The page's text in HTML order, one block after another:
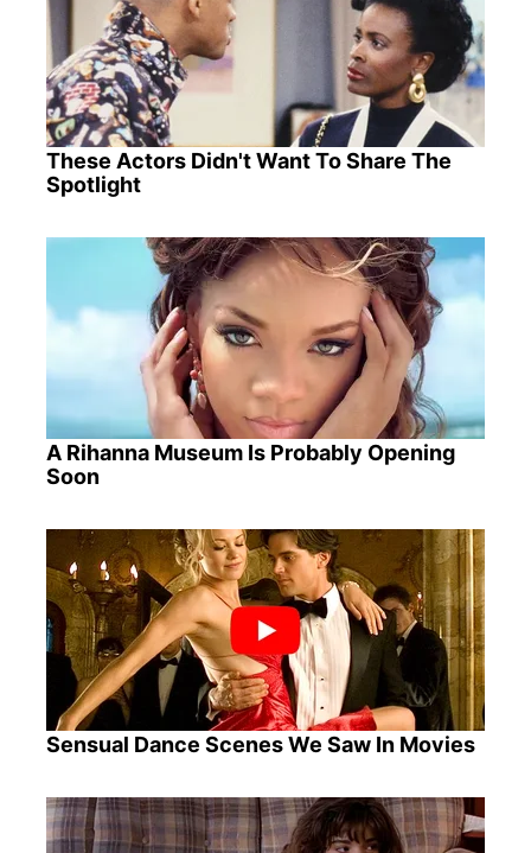
These Actors Didn't Want To Share The
Spotlight
A Rihanna Museum Is Probably Opening
Soon
Sensual Dance Scenes We Saw In Movies